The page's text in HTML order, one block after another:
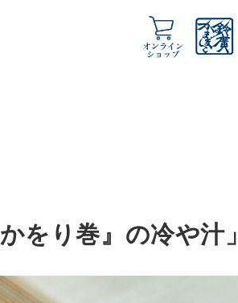
をり巻』の冷や汁」